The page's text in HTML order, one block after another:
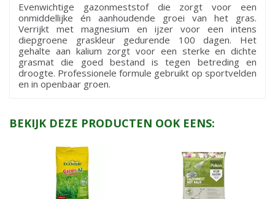
Evenwichtige gazonmeststof die zorgt voor een
onmiddellijke én aanhoudende groei van het gras.
Verrijkt met magnesium en ijzer voor een intens
diepgroene graskleur gedurende 100 dagen. Het
gehalte aan kalium zorgt voor een sterke en dichte
grasmat die goed bestand is tegen betreding en
droogte. Professionele formule gebruikt op sportvelden
en in openbaar groen.
BEKIJK DEZE PRODUCTEN OOK EENS: